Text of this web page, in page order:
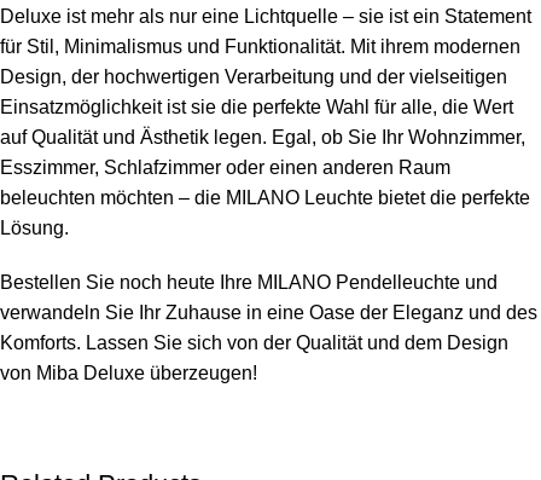
Deluxe ist mehr als nur eine Lichtquelle – sie ist ein Statement
für Stil, Minimalismus und Funktionalität. Mit ihrem modernen
Design, der hochwertigen Verarbeitung und der vielseitigen
Einsatzmöglichkeit ist sie die perfekte Wahl für alle, die Wert
auf Qualität und Ästhetik legen. Egal, ob Sie Ihr Wohnzimmer,
Esszimmer, Schlafzimmer oder einen anderen Raum
beleuchten möchten – die MILANO Leuchte bietet die perfekte
Lösung.
Bestellen Sie noch heute Ihre MILANO Pendelleuchte und
verwandeln Sie Ihr Zuhause in eine Oase der Eleganz und des
Komforts. Lassen Sie sich von der Qualität und dem Design
von Miba Deluxe überzeugen!